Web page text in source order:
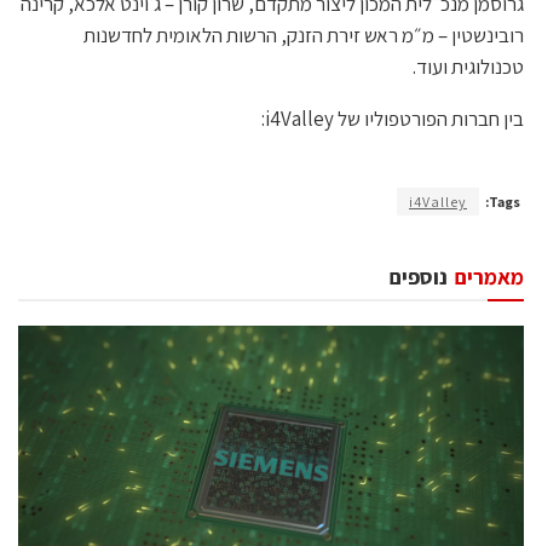
רובינשטין – מ״מ ראש זירת הזנק, הרשות הלאומית לחדשנות
טכנולוגית ועוד.
בין חברות הפורטפוליו של i4Valley:
Tags:
i4Valley
נוספים מאמרים